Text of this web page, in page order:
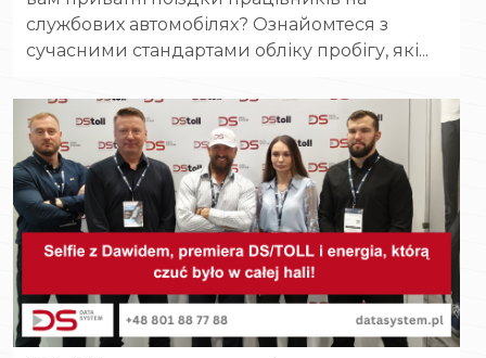
службових автомобілях? Ознайомтеся з
сучасними стандартами обліку пробігу, які...